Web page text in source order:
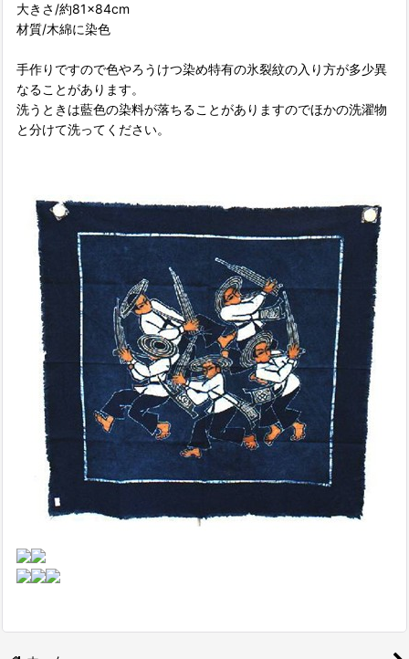
大きさ/約81×84cm
材質/木綿に染色
手作りですので色やろうけつ染め特有の氷裂紋の入り方が多少異
なることがあります。
洗うときは藍色の染料が落ちることがありますのでほかの洗濯物
と分けて洗ってください。